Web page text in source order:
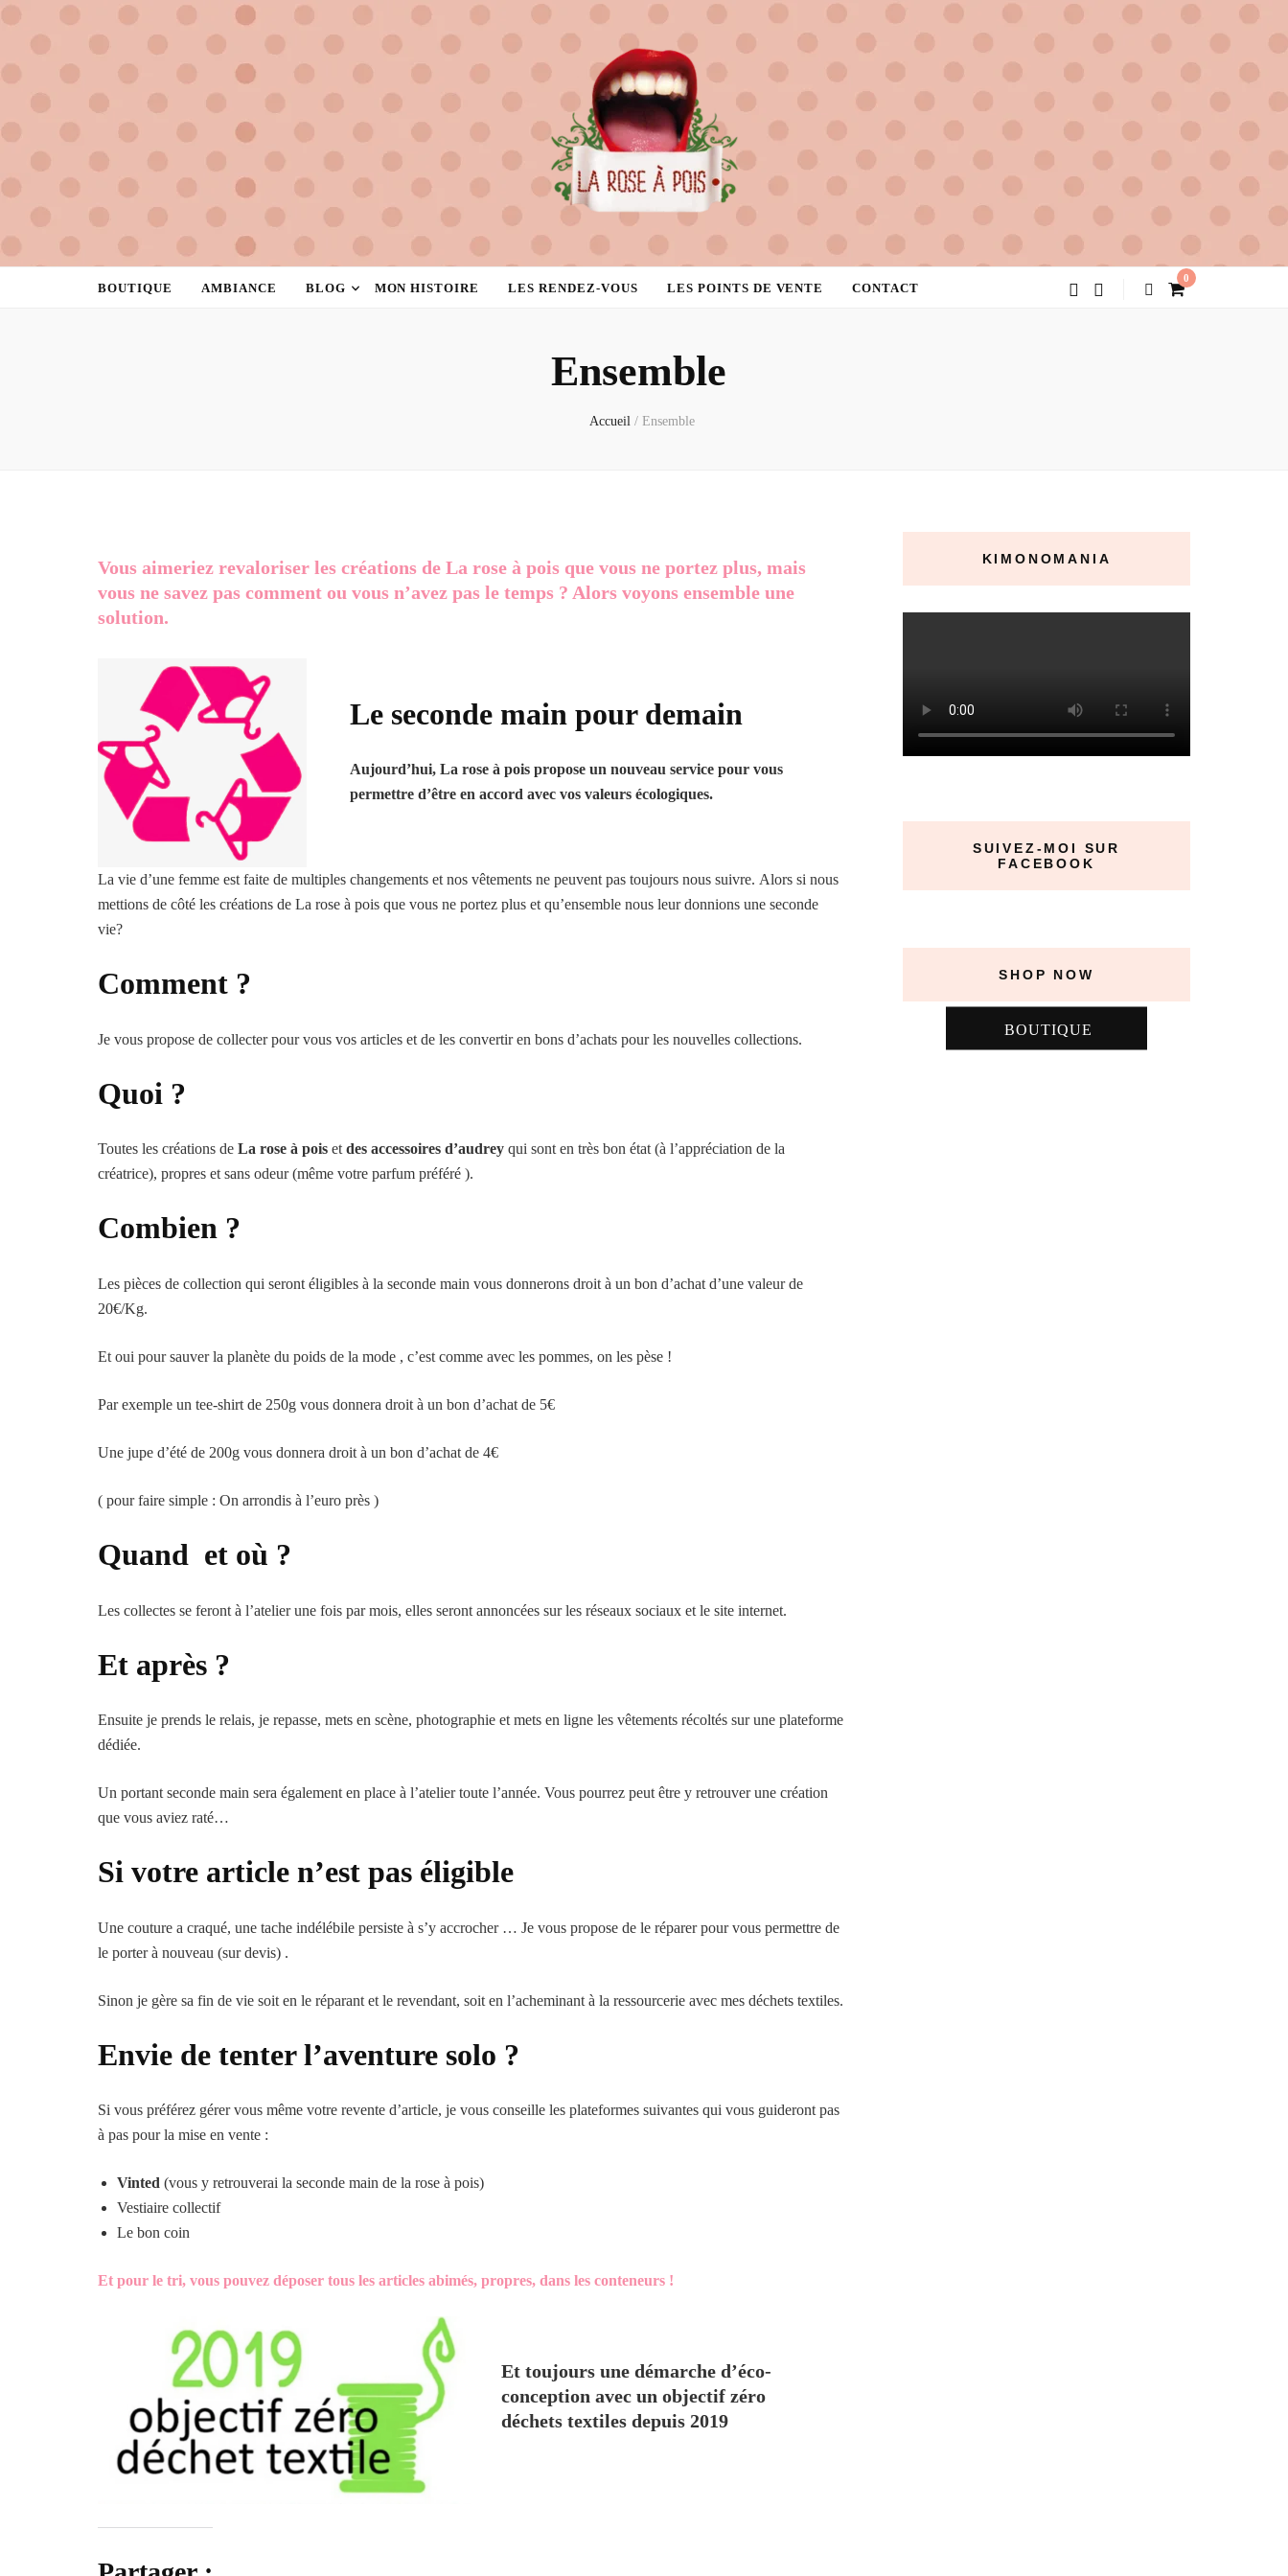
la rose à pois
créatrice de féminité
BOUTIQUE AMBIANCE BLOG MON HISTOIRE LES RENDEZ-VOUS LES POINTS DE VENTE CONTACT
0
Ensemble
Accueil / Ensemble
Vous aimeriez revaloriser les créations de La rose à pois que vous ne portez plus, mais
vous ne savez pas comment ou vous n’avez pas le temps ? Alors voyons ensemble une
solution.
Le seconde main pour demain
Aujourd’hui, La rose à pois propose un nouveau service pour vous
permettre d’être en accord avec vos valeurs écologiques.
La vie d’une femme est faite de multiples changements et nos vêtements ne peuvent pas toujours nous suivre. Alors si nous
mettions de côté les créations de La rose à pois que vous ne portez plus et qu’ensemble nous leur donnions une seconde
vie?
Comment ?
Je vous propose de collecter pour vous vos articles et de les convertir en bons d’achats pour les nouvelles collections.
Quoi ?
Toutes les créations de La rose à pois etdes accessoires d’audrey qui sont en très bon état (à l’appréciation de la
créatrice), propres et sans odeur (même votre parfum préféré ).
Combien ?
Les pièces de collection qui seront éligibles à la seconde main vous donnerons droit à un bon d’achat d’une valeur de
20€/Kg.
Et oui pour sauver la planète du poids de la mode , c’est comme avec les pommes, on les pèse !
Par exemple un tee-shirt de 250g vous donnera droit à un bon d’achat de 5€
Une jupe d’été de 200g vous donnera droit à un bon d’achat de 4€
( pour faire simple : On arrondis à l’euro près )
Quand et où ?
Les collectes se feront à l’atelier une fois par mois, elles seront annoncées sur les réseaux sociaux et le site internet.
Et après ?
Ensuite je prends le relais, je repasse, mets en scène, photographie et mets en ligne les vêtements récoltés sur une plateforme
dédiée.
Un portant seconde main sera également en place à l’atelier toute l’année. Vous pourrez peut être y retrouver une création
que vous aviez raté…
Si votre article n’est pas éligible
Une couture a craqué, une tache indélébile persiste à s’y accrocher … Je vous propose de le réparer pour vous permettre de
le porter à nouveau (sur devis) .
Sinon je gère sa fin de vie soit en le réparant et le revendant, soit en l’acheminant à la ressourcerie avec mes déchets textiles.
Envie de tenter l’aventure solo ?
Si vous préférez gérer vous même votre revente d’article, je vous conseille les plateformes suivantes qui vous guideront pas
à pas pour la mise en vente :
Vinted (vous y retrouverai la seconde main de la rose à pois)
Vestiaire collectif
Le bon coin
Et pour le tri, vous pouvez déposer tous les articles abimés, propres, dans les conteneurs !
Et toujours une démarche d’éco-
conception avec un objectif zéro
déchets textiles depuis 2019
KIMONOMANIA
SUIVEZ-MOI SUR
FACEBOOK
SHOP NOW
BOUTIQUE